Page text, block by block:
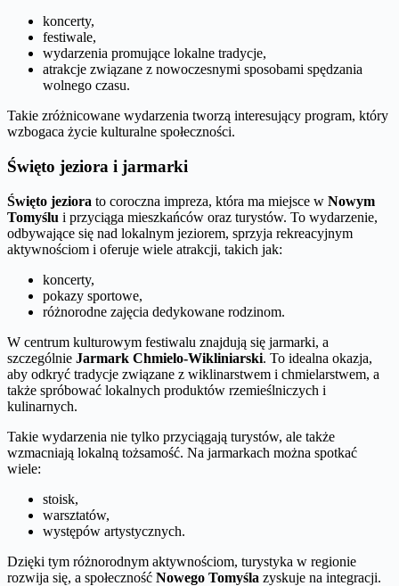
koncerty,
festiwale,
wydarzenia promujące lokalne tradycje,
atrakcje związane z nowoczesnymi sposobami spędzania
wolnego czasu.
Takie zróżnicowane wydarzenia tworzą interesujący program, który
wzbogaca życie kulturalne społeczności.
Święto jeziora i jarmarki
Święto jeziora to coroczna impreza, która ma miejsce w Nowym
Tomyślu i przyciąga mieszkańców oraz turystów. To wydarzenie,
odbywające się nad lokalnym jeziorem, sprzyja rekreacyjnym
aktywnościom i oferuje wiele atrakcji, takich jak:
koncerty,
pokazy sportowe,
różnorodne zajęcia dedykowane rodzinom.
W centrum kulturowym festiwalu znajdują się jarmarki, a
szczególnie Jarmark Chmielo-Wikliniarski. To idealna okazja,
aby odkryć tradycje związane z wiklinarstwem i chmielarstwem, a
także spróbować lokalnych produktów rzemieślniczych i
kulinarnych.
Takie wydarzenia nie tylko przyciągają turystów, ale także
wzmacniają lokalną tożsamość. Na jarmarkach można spotkać
wiele:
stoisk,
warsztatów,
występów artystycznych.
Dzięki tym różnorodnym aktywnościom, turystyka w regionie
rozwija się, a społeczność Nowego Tomyśla zyskuje na integracji.